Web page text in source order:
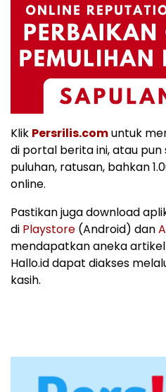
Klik Persrilis.comuntuk
di portal berita ini, atau
puluhan, ratusan, bahkan
online.
Pastikan juga download
di Playstore (Android) dan
mendapatkan aneka
Hallo.id dapat diakses
kasih.